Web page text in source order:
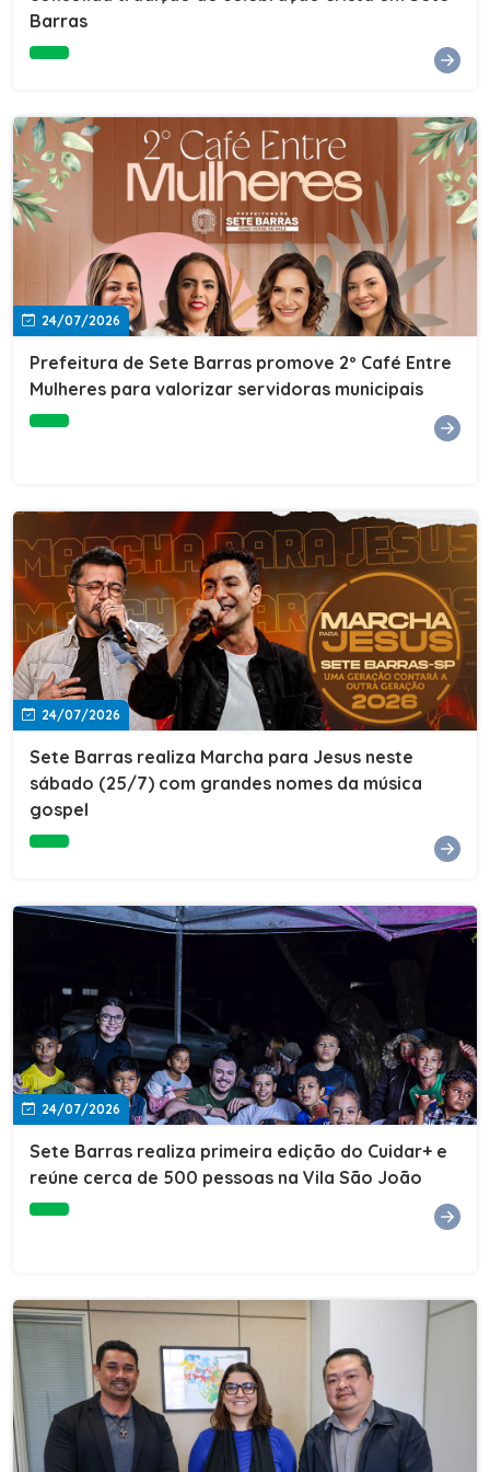
e do Instituto de Desenvolvimento Profissional
fundador da empresa Seu Consultor.Inscrições: FAÇA
AQUI
Barras
24/07/2026
Prefeitura de Sete Barras promove 2º Café Entre
Mulheres para valorizar servidoras municipais
24/07/2026
Sete Barras realiza Marcha para Jesus neste
sábado (25/7) com grandes nomes da música
gospel
24/07/2026
Sete Barras realiza primeira edição do Cuidar+ e
reúne cerca de 500 pessoas na Vila São João